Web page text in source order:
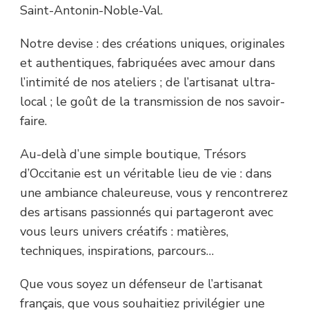
Saint-Antonin-Noble-Val.
Notre devise : des créations uniques, originales
et authentiques, fabriquées avec amour dans
l’intimité de nos ateliers ; de l’artisanat ultra-
local ; le goût de la transmission de nos savoir-
faire.
Au-delà d’une simple boutique, Trésors
d’Occitanie est un véritable lieu de vie : dans
une ambiance chaleureuse, vous y rencontrerez
des artisans passionnés qui partageront avec
vous leurs univers créatifs : matières,
techniques, inspirations, parcours…
Que vous soyez un défenseur de l’artisanat
français, que vous souhaitiez privilégier une